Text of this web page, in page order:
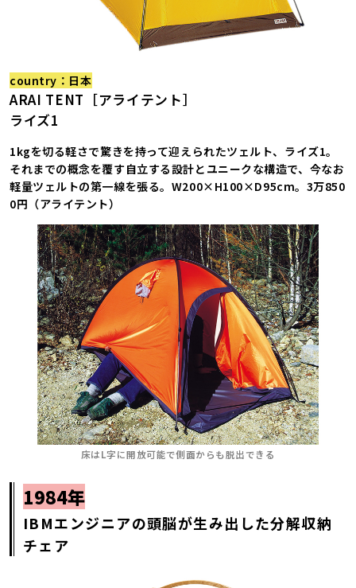
country：日本
ARAI TENT［アライテント］
ライズ1
1kgを切る軽さで驚きを持って迎えられたツェルト、ライズ1。
それまでの概念を覆す自立する設計とユニークな構造で、今なお
軽量ツェルトの第一線を張る。W200×H100×D95cm。3万850
0円（アライテント）
床はL字に開放可能で側面からも脱出できる
1984年
IBMエンジニアの頭脳が生み出した分解収納
チェア